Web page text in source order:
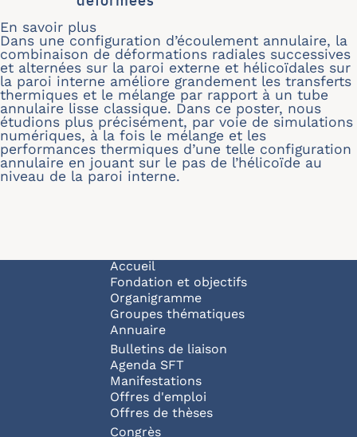
En savoir plus
Dans une configuration d’écoulement annulaire, la
combinaison de déformations radiales successives
et alternées sur la paroi externe et hélicoïdales sur
la paroi interne améliore grandement les transferts
thermiques et le mélange par rapport à un tube
annulaire lisse classique. Dans ce poster, nous
étudions plus précisément, par voie de simulations
numériques, à la fois le mélange et les
performances thermiques d’une telle configuration
annulaire en jouant sur le pas de l’hélicoïde au
niveau de la paroi interne.
Navigation principale
Accueil
Fondation et objectifs
Organigramme
Groupes thématiques
Annuaire
Bulletins de liaison
Agenda SFT
Manifestations
Offres d'emploi
Offres de thèses
Congrès